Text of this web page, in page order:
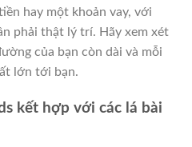
hay một khoản vay, với
phải thật lý trí. Hãy xem xét
của bạn còn dài và mỗi
lớn tới bạn.
kết hợp với các lá bài